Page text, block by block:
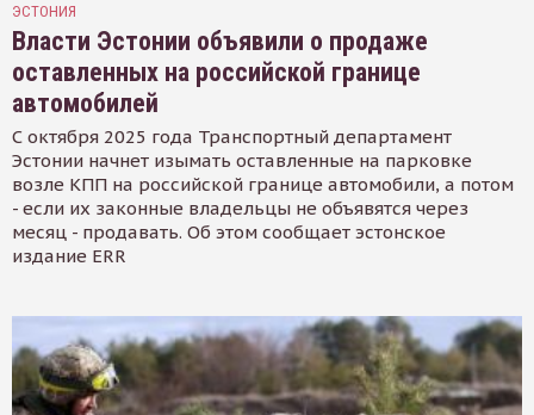
ЭСТОНИЯ
Власти Эстонии объявили о продаже
оставленных на российской границе
автомобилей
С октября 2025 года Транспортный департамент
Эстонии начнет изымать оставленные на парковке
возле КПП на российской границе автомобили, а потом
- если их законные владельцы не объявятся через
месяц - продавать. Об этом сообщает эстонское
издание ERR